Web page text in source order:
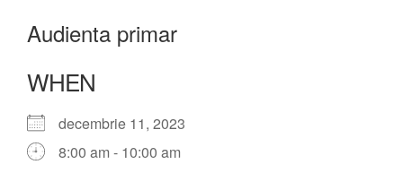
Audienta primar
WHEN
decembrie 11, 2023
8:00 am - 10:00 am